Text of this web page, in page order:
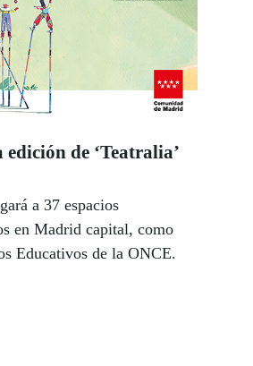
de ‘Teatralia’
a 37 espacios
en Madrid capital, como
Educativos de la ONCE.